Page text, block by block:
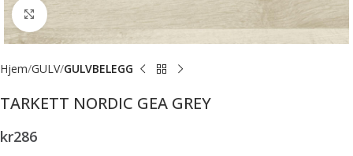
Forstørr bilde
Hjem GULV GULVBELEGG
TARKETT NORDIC GEA GREY
kr286